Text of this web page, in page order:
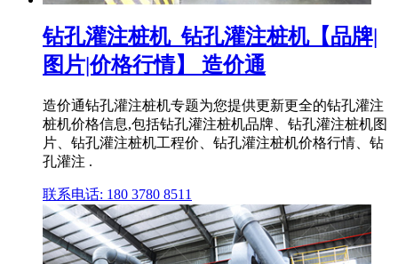
钻孔灌注桩机_钻孔灌注桩机【品牌|
图片|价格行情】 造价通
造价通钻孔灌注桩机专题为您提供更新更全的钻孔灌注
桩机价格信息,包括钻孔灌注桩机品牌、钻孔灌注桩机图
片、钻孔灌注桩机工程价、钻孔灌注桩机价格行情、钻
孔灌注 .
联系电话: 180 3780 8511